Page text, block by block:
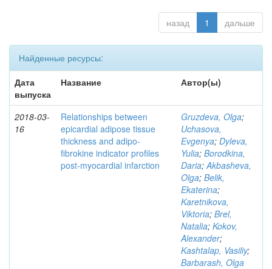
назад 1 дальше
Найденные ресурсы:
Дата
выпуска
Название Автор(ы)
2018-03-
16
Relationships between
epicardial adipose tissue
thickness and adipo-
fibrokine indicator profiles
post-myocardial infarction
Gruzdeva, Olga;
Uchasova,
Evgenya; Dyleva,
Yulia; Borodkina,
Daria;Akbasheva,
Olga; Belik,
Ekaterina;
Karetnikova,
Viktoria; Brel,
Natalia; Kokov,
Alexander;
Kashtalap, Vasiliy;
Barbarash, Olga